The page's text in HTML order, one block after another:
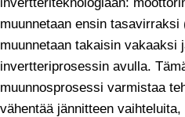
muunnetaan ensin
muunnetaan takaisin vakaaksi
invertteriprosessin avulla.
muunnosprosessi varmistaa
vähentää jännitteen